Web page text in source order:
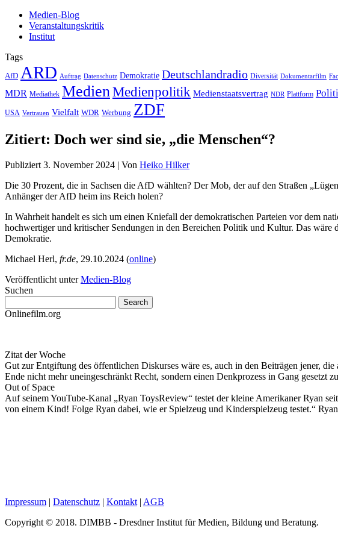
Medien-Blog
Veranstaltungskritik
Institut
Tags
AfD ARD Auftrag Datenschutz Demokratie Deutschlandradio Diversität Dokumentarfilm
MDR Mediathek MedienMedienpolitik Medienstaatsvertrag NDR Plattform
USA Vertrauen Vielfalt WDR Werbung ZDF
Zitiert: Doch wer sind sie, „die Menschen“?
Publiziert 3. November 2024 | Von Heiko Hilker
Die 30 Prozent, die in Sachsen die AfD wählten? Der Mob, der auf den Straßen
Anhänger der AfD heim ins Reich holen?
In Wahrheit handelt es sich um einen Kniefall der demokratischen Parteien vor dem
hochwertiger und kritischer Sendungen in den Bereichen Politik und Kultur. Das
Demokratie.
Michael Herl, fr.de, 29.10.2024 (online)
Veröffentlicht unter Medien-Blog
Suchen
Onlinefilm.org
Zitat der Woche
Gut zur Entgiftung des öffentlichen Diskurses wäre es, auch in den Beiträgen jener,
Ende nicht mehr uneingeschränkt Recht, sondern einen Denkprozess in Gang gesetzt
Out of Space
Auf seinem YouTube-Kanal „Ryan ToysReview“ testet der kleine Amerikaner Ryan
von einem Kind! Folge Ryan dabei, wie er Spielzeug und Kinderspielzeug testet.“
Impressum | Datenschutz | Kontakt | AGB
Copyright © 2018. DIMBB - Dresdner Institut für Medien, Bildung und Beratung.